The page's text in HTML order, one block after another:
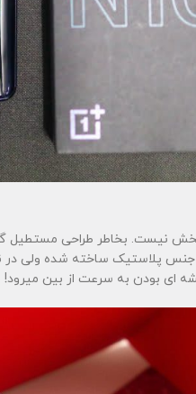
پلاستیک ساخته شده ولی در
ای بودن به سرعت از بین میرود!